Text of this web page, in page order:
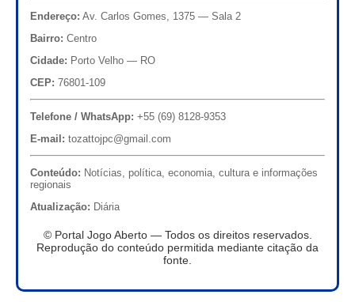
Endereço: Av. Carlos Gomes, 1375 — Sala 2
Bairro: Centro
Cidade: Porto Velho — RO
CEP: 76801-109
Telefone / WhatsApp: +55 (69) 8128-9353
E-mail: tozattojpc@gmail.com
Conteúdo: Notícias, política, economia, cultura e informações
regionais
Atualização: Diária
© Portal Jogo Aberto — Todos os direitos reservados.
Reprodução do conteúdo permitida mediante citação da
fonte.